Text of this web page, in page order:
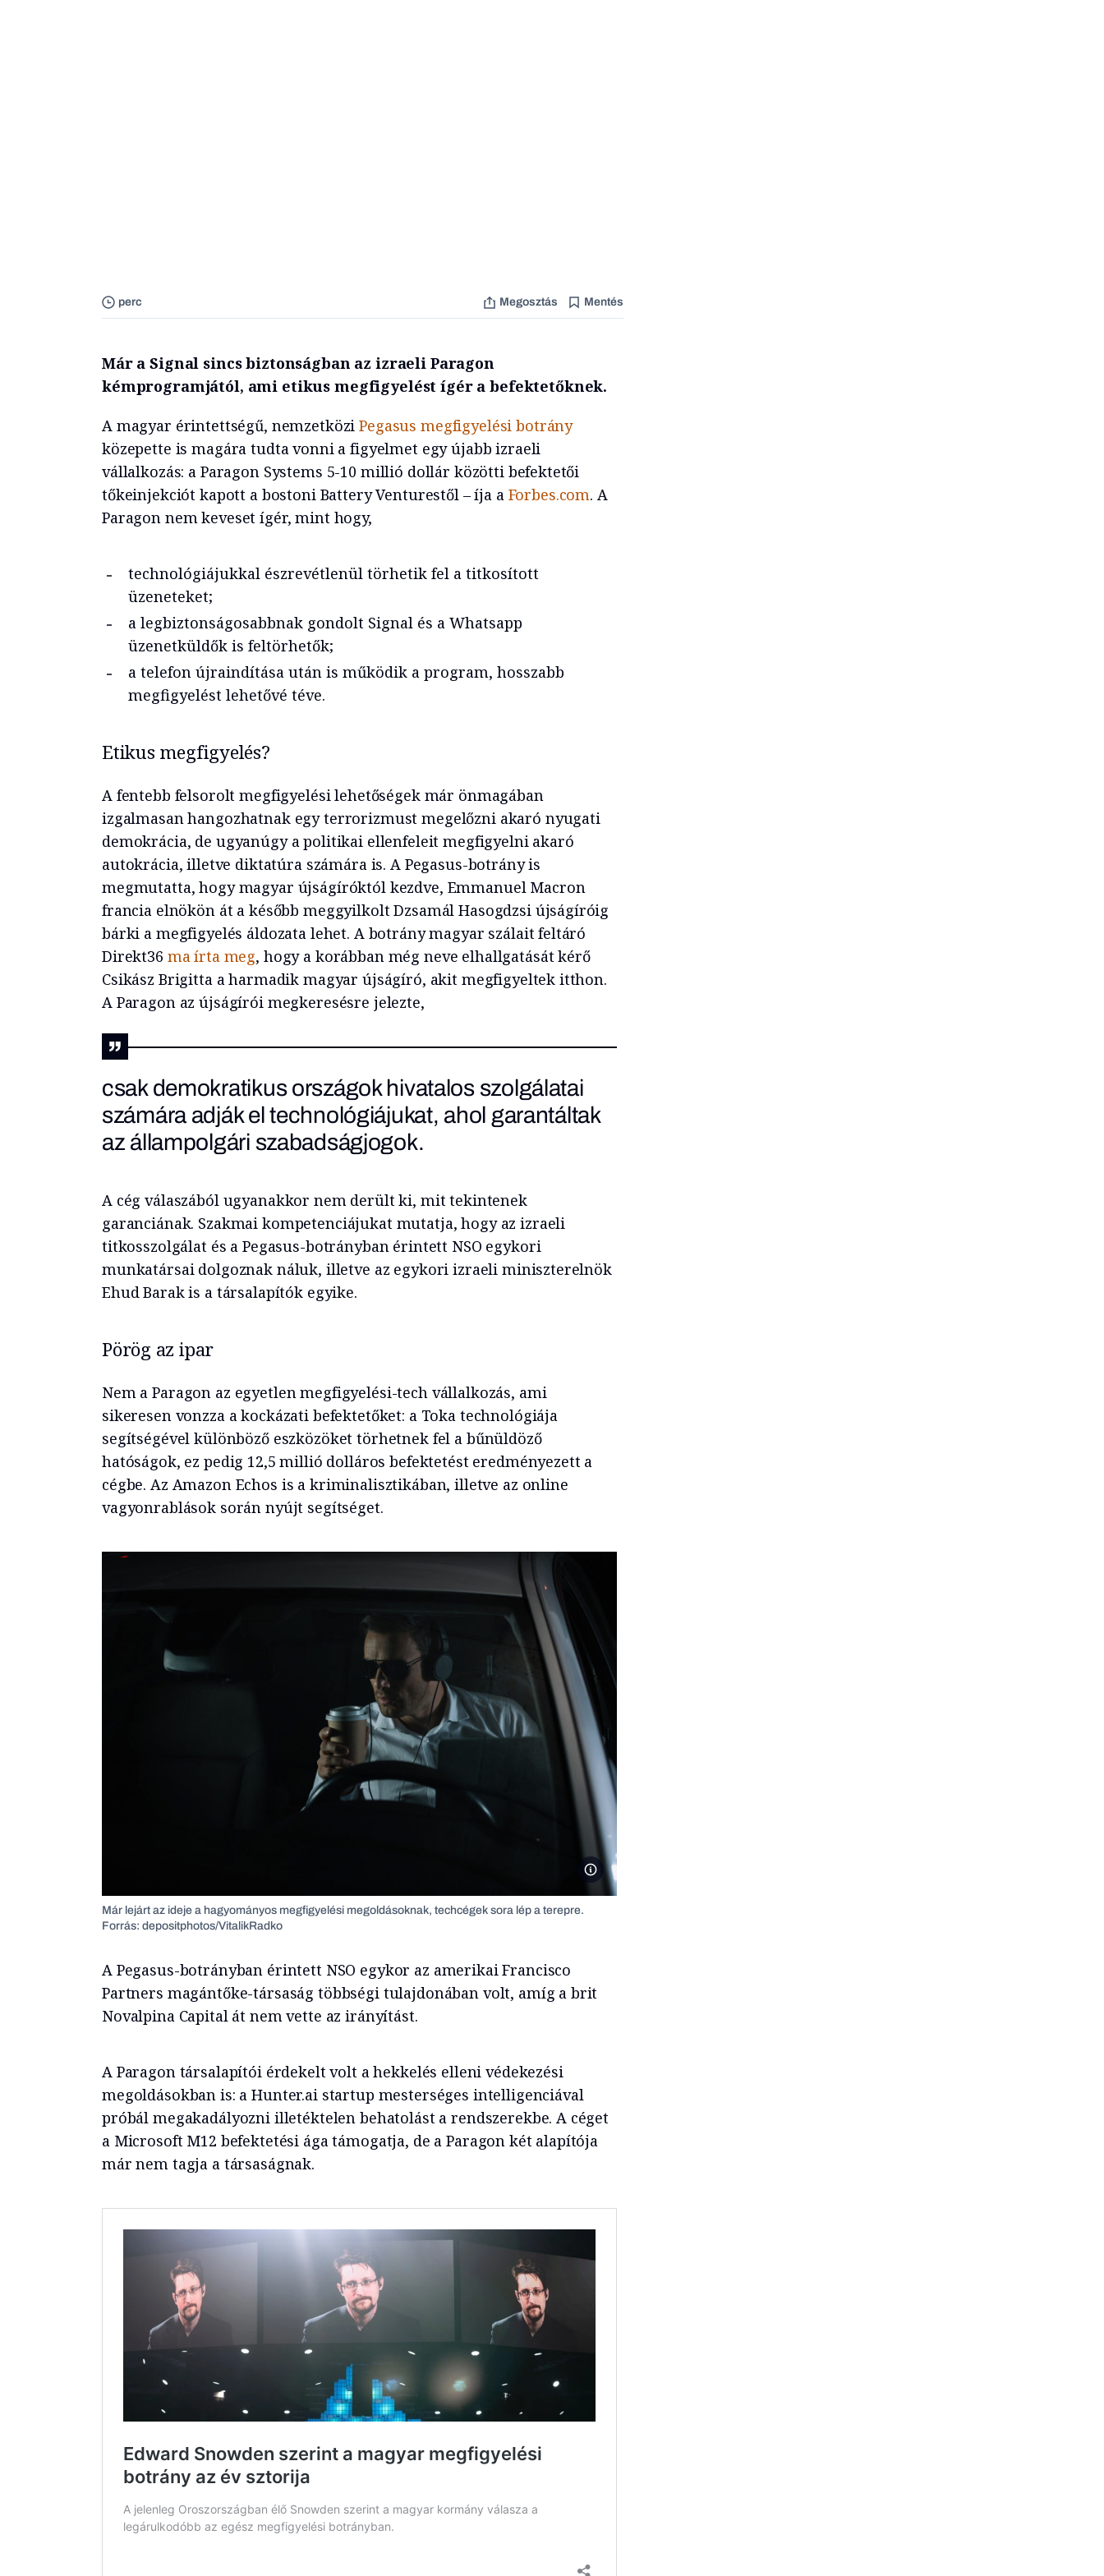
perc Megosztás Mentés
Már a Signal sincs biztonságban az izraeli Paragon
kémprogramjától, ami etikus megfigyelést ígér a befektetőknek.
A magyar érintettségű, nemzetköziPegasus megfigyelési botrány
közepette is magára tudta vonni a figyelmet egy újabb izraeli
vállalkozás: a Paragon Systems 5-10 millió dollár közötti befektetői
tőkeinjekciót kapott a bostoni Battery Venturestől – íja a Forbes.com. A
Paragon nem keveset ígér, mint hogy,
technológiájukkal észrevétlenül törhetik fel a titkosított
üzeneteket;
a legbiztonságosabbnak gondolt Signal és a Whatsapp
üzenetküldők is feltörhetők;
a telefon újraindítása után is működik a program, hosszabb
megfigyelést lehetővé téve.
Etikus megfigyelés?
A fentebb felsorolt megfigyelési lehetőségek már önmagában
izgalmasan hangozhatnak egy terrorizmust megelőzni akaró nyugati
demokrácia, de ugyanúgy a politikai ellenfeleit megfigyelni akaró
autokrácia, illetve diktatúra számára is. A Pegasus-botrány is
megmutatta, hogy magyar újságíróktól kezdve, Emmanuel Macron
francia elnökön át a később meggyilkolt Dzsamál Hasogdzsi újságíróig
bárki a megfigyelés áldozata lehet. A botrány magyar szálait feltáró
Direkt36 ma írta meg, hogy a korábban még neve elhallgatását kérő
Csikász Brigitta a harmadik magyar újságíró, akit megfigyeltek itthon.
A Paragon az újságírói megkeresésre jelezte,
csak demokratikus országok hivatalos szolgálatai
számára adják el technológiájukat, ahol garantáltak
az állampolgári szabadságjogok.
A cég válaszából ugyanakkor nem derült ki, mit tekintenek
garanciának. Szakmai kompetenciájukat mutatja, hogy az izraeli
titkosszolgálat és a Pegasus-botrányban érintett NSO egykori
munkatársai dolgoznak náluk, illetve az egykori izraeli miniszterelnök
Ehud Barak is a társalapítók egyike.
Pörög az ipar
Nem a Paragon az egyetlen megfigyelési-tech vállalkozás, ami
sikeresen vonzza a kockázati befektetőket: a Toka technológiája
segítségével különböző eszközöket törhetnek fel a bűnüldöző
hatóságok, ez pedig 12,5 millió dolláros befektetést eredményezett a
cégbe. Az Amazon Echos is a kriminalisztikában, illetve az online
vagyonrablások során nyújt segítséget.
Már lejárt az ideje a hagyományos megfigyelési megoldásoknak, techcégek sora lép a terepre. Forrás: depositphotos/VitalikRadko
Már lejárt az ideje a hagyományos megfigyelési megoldásoknak, techcégek sora lép a terepre.
Forrás: depositphotos/VitalikRadko
A Pegasus-botrányban érintett NSO egykor az amerikai Francisco
Partners magántőke-társaság többségi tulajdonában volt, amíg a brit
Novalpina Capital át nem vette az irányítást.
A Paragon társalapítói érdekelt volt a hekkelés elleni védekezési
megoldásokban is: a Hunter.ai startup mesterséges intelligenciával
próbál megakadályozni illetéktelen behatolást a rendszerekbe. A céget
a Microsoft M12 befektetési ága támogatja, de a Paragon két alapítója
már nem tagja a társaságnak.